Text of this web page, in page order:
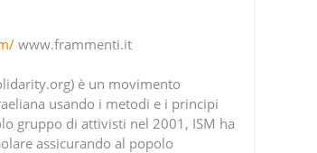
www.frammenti.it
è un movimento
usando i metodi e i principi
gruppo di attivisti nel 2001, ISM ha
assicurando al popolo